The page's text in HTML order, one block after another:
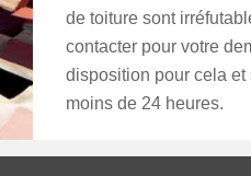
de toiture sont
contacter pour votre
disposition pour cela et
moins de 24 heures.